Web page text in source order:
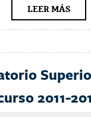
LEER MÁSLEER
MÁS
2011-